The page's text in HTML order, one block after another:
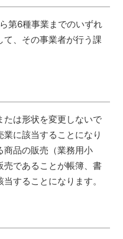
第6種事業までのいずれ
て、その事業者が行う課
たは形状を変更しないで
に該当することになり
商品の販売（業務用小
売であることが帳簿、書
することになります。